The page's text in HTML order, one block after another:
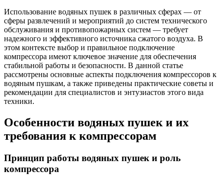
Использование водяных пушек в различных сферах — от
сферы развлечений и мероприятий до систем технического
обслуживания и противопожарных систем — требует
надежного и эффективного источника сжатого воздуха. В
этом контексте выбор и правильное подключение
компрессора имеют ключевое значение для обеспечения
стабильной работы и безопасности. В данной статье
рассмотрены основные аспекты подключения компрессоров к
водяным пушкам, а также приведены практические советы и
рекомендации для специалистов и энтузиастов этого вида
техники.
Особенности водяных пушек и их
требования к компрессорам
Принцип работы водяных пушек и роль
компрессора